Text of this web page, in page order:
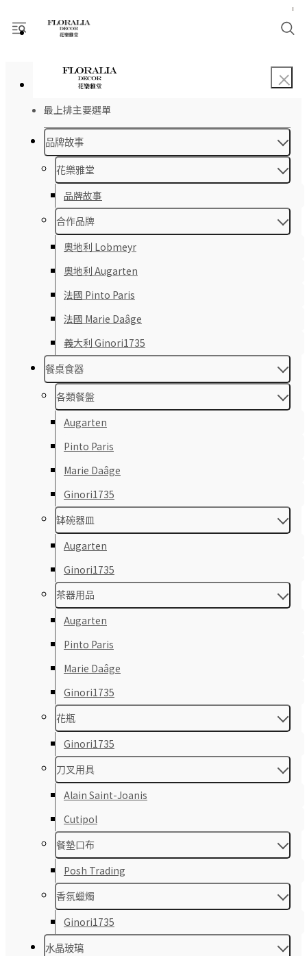
最上排主要選單
品牌故事
花樂雅堂
品牌故事
合作品牌
奧地利 Lobmeyr
奧地利 Augarten
法國 Pinto Paris
法國 Marie Daâge
義大利 Ginori1735
餐桌食器
各類餐盤
Augarten
Pinto Paris
Marie Daâge
Ginori1735
缽碗器皿
Augarten
Ginori1735
茶器用品
Augarten
Pinto Paris
Marie Daâge
Ginori1735
花瓶
Ginori1735
刀叉用具
Alain Saint-Joanis
Cutipol
餐墊口布
Posh Trading
香氛蠟燭
Ginori1735
水晶玻璃